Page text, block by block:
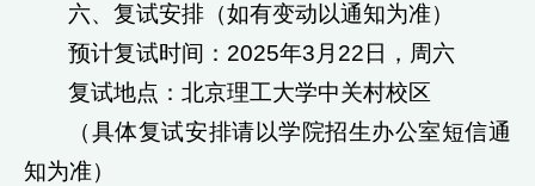
六、复试安排（如有变动以通知为准）
预计复试时间：2025年3月22日，周六
复试地点：北京理工大学中关村校区
（具体复试安排请以学院招生办公室短信通
知为准）